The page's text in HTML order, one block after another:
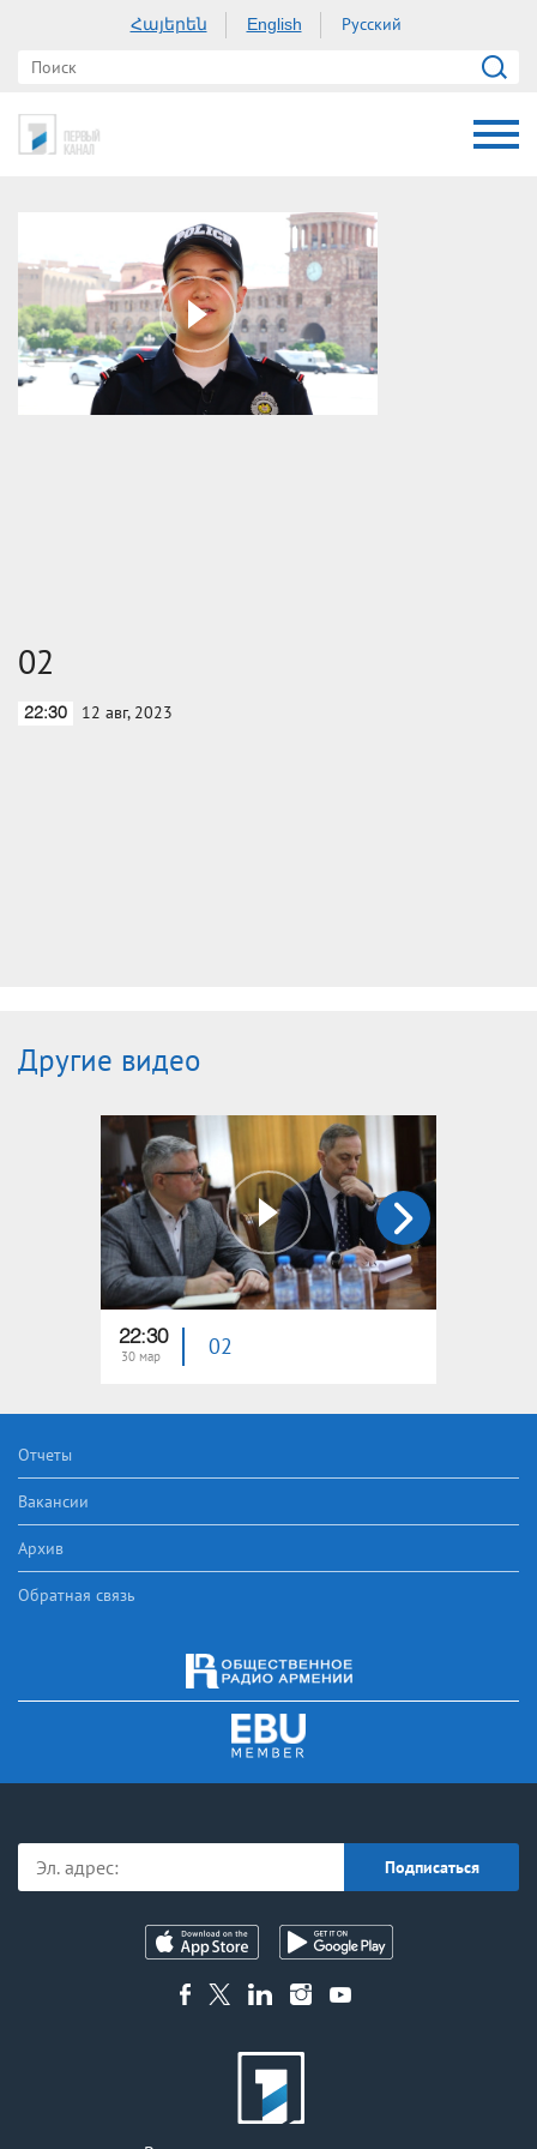
Հայերեն English Русский
02
22:30 12 авг, 2023
Другие видео
22:30
30 мар 02
Отчеты
Вакансии
Архив
Обратная связь